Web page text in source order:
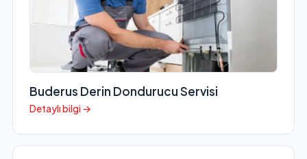
Buderus Derin Dondurucu Servisi
Detaylı bilgi →